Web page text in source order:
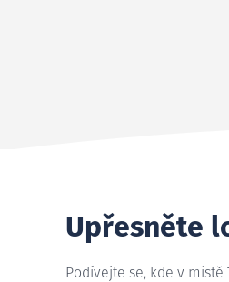
Upřesněte
Podívejte se, kde v